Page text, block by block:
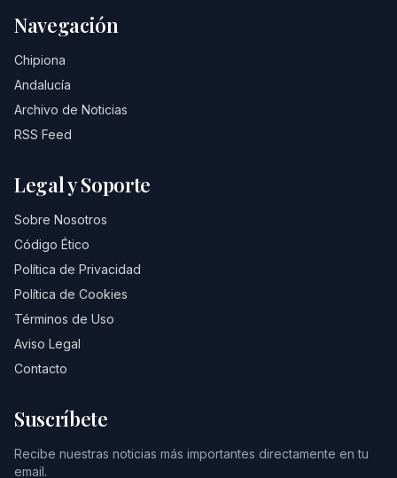
Navegación
Chipiona
Andalucía
Archivo de Noticias
RSS Feed
Legal y Soporte
Sobre Nosotros
Código Ético
Política de Privacidad
Política de Cookies
Términos de Uso
Aviso Legal
Contacto
Suscríbete
Recibe nuestras noticias más importantes directamente en tu
email.